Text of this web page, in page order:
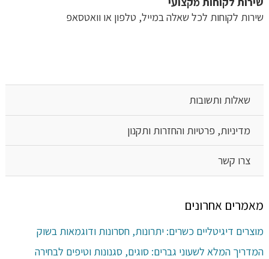
שירות לקוחות לכל שאלה במייל, טלפון או וואטסאפ
שאלות ותשובות
מדיניות, פרטיות והחזרות ותקנון
צרו קשר
מאמרים אחרונים
מוצרים דיגיטליים כשרים: יתרונות, חסרונות ודוגמאות בשוק
המדריך המלא לשעוני גברים: סוגים, סגנונות וטיפים לבחירה